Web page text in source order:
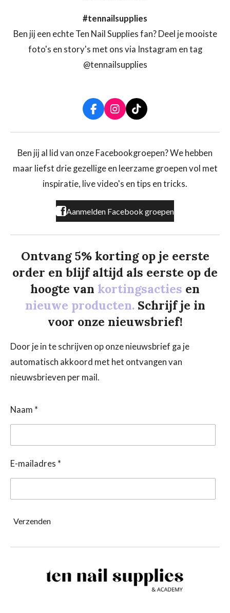
#tennailsupplies
Ben jij een echte Ten Nail Supplies fan? Deel je mooiste
foto's en story's met ons via Instagram en tag
@tennailsupplies
F
a
c
b
o
k
I
n
s
a
r
a
T
i
k
o
Ben jij al lid van onze Facebookgroepen? We hebben
maar liefst drie gezellige en leerzame groepen vol met
inspiratie, live video's en tips en tricks.
Aanmelden Facebook groepen
Ontvang 5% korting op je eerste
order en blijf altijd als eerste op de
hoogte van kortingsacties en
nieuwe producten. Schrijf je in
voor onze nieuwsbrief!
Door je in te schrijven op onze nieuwsbrief ga je
automatisch akkoord met het ontvangen van
nieuwsbrieven per mail.
Naam *
E-mailadres *
Verzenden